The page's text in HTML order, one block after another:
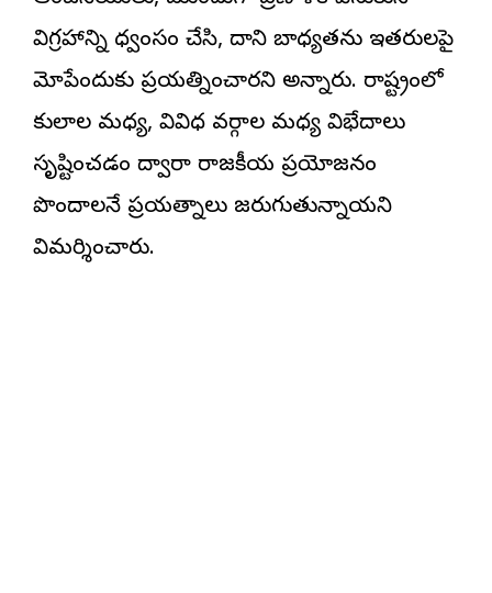
విగ్రహాన్ని ధ్వంసం చేసి, దాని బాధ్యతను ఇతరులపై
మోపేందుకు ప్రయత్నించారని అన్నారు. రాష్ట్రంలో
కులాల మధ్య, వివిధ వర్గాల మధ్య విభేదాలు
సృష్టించడం ద్వారా రాజకీయ ప్రయోజనం
పొందాలనే ప్రయత్నాలు జరుగుతున్నాయని
విమర్శించారు.